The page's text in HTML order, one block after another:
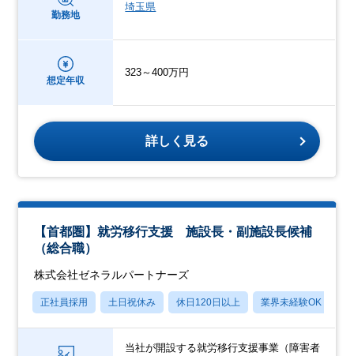
勤務地
埼玉県
想定年収
323～400万円
詳しく見る
【首都圏】就労移行支援 施設長・副施設長候補
（総合職）
株式会社ゼネラルパートナーズ
正社員採用 土日祝休み 休日120日以上 業界未経験OK
当社が開設する就労移行支援事業（障害者